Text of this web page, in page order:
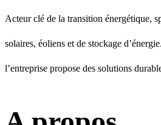
Acteur clé de la transition énergétique,
solaires, éoliens et de stockage
l’entreprise propose des solutions